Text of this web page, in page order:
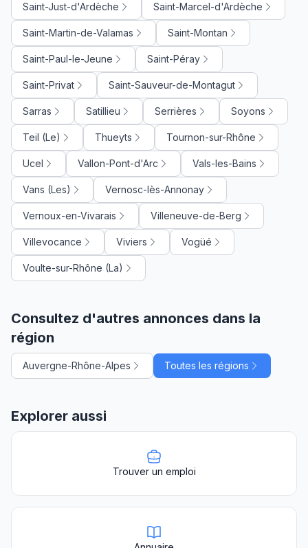
Saint-Just-d'Ardèche Saint-Marcel-d'Ardèche
Saint-Martin-de-Valamas Saint-Montan
Saint-Paul-le-Jeune Saint-Péray
Saint-Privat Saint-Sauveur-de-Montagut
Sarras Satillieu Serrières Soyons
Teil (Le) Thueyts Tournon-sur-Rhône
Ucel Vallon-Pont-d'Arc Vals-les-Bains
Vans (Les) Vernosc-lès-Annonay
Vernoux-en-Vivarais Villeneuve-de-Berg
Villevocance Viviers Vogüé
Voulte-sur-Rhône (La)
Consultez d'autres annonces dans la
région
Auvergne-Rhône-Alpes Toutes les régions
Explorer aussi
Trouver un emploi